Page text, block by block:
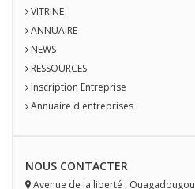
VITRINE
ANNUAIRE
NEWS
RESSOURCES
Inscription Entreprise
Annuaire d'entreprises
NOUS CONTACTER
Avenue de la liberté , Ouagadougou